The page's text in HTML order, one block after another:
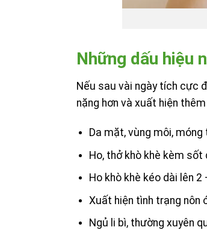
Những dấu hiệu
Nếu sau vài ngày tích cực
nặng hơn và xuất hiện
Da mặt, vùng môi,
Ho, thở khò khè kèm sốt
Ho khò khè kéo dài lên
Xuất hiện tình trạng nôn
Ngủ li bì, thường xuyên